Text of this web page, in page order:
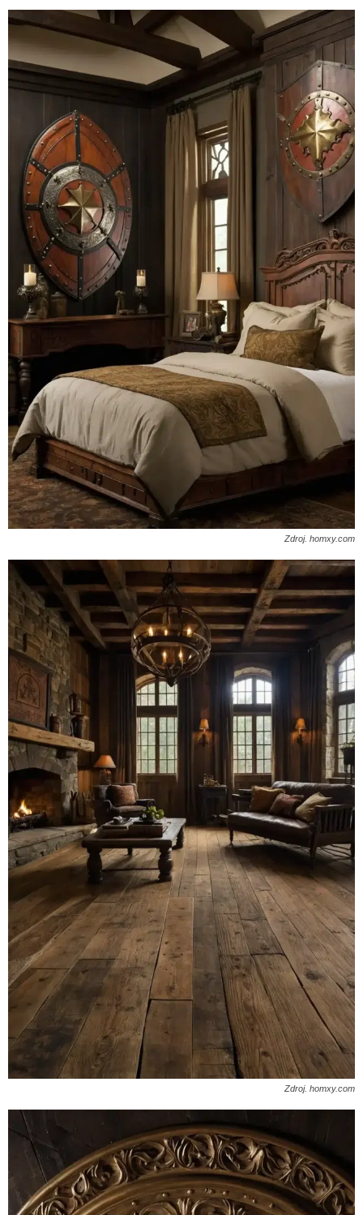
Zdroj. homxy.com
Zdroj. homxy.com